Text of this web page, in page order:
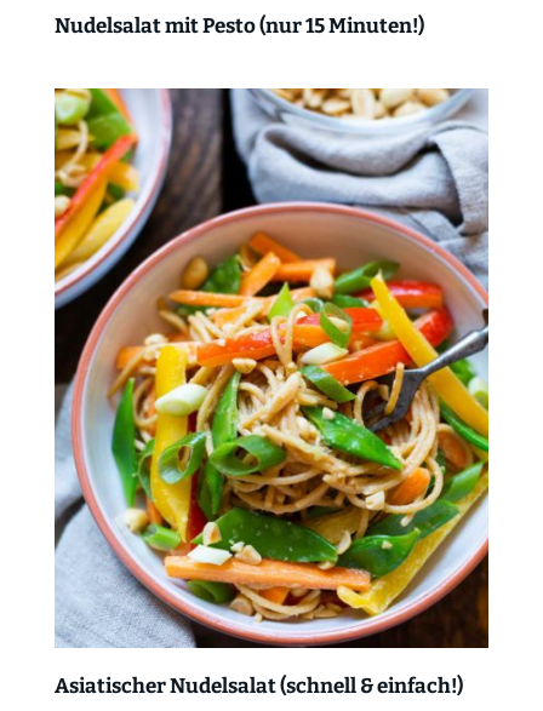
Nudelsalat mit Pesto (nur 15 Minuten!)
Asiatischer Nudelsalat (schnell & einfach!)